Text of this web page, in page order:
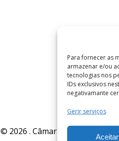
Para fornecer as
armazenar e/ou
tecnologias nos
IDs exclusivos
negativamante
Gerir serviços
Aceitar
© 2026 . Câmara Municipal de